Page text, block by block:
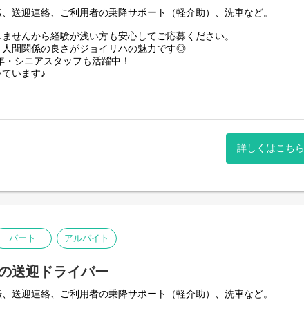
送迎連絡、ご利用者の乗降サポート（軽介助）、洗車など。
せんから経験が浅い方も安心してご応募ください。
間関係の良さがジョイリハの魅力です◎
シニアスタッフも活躍中！
います♪
詳しくはこちら
パート アルバイト
送迎ドライバー
送迎連絡、ご利用者の乗降サポート（軽介助）、洗車など。